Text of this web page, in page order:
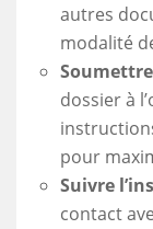
autres
modalité
dossier à
pour
Suivre
contact